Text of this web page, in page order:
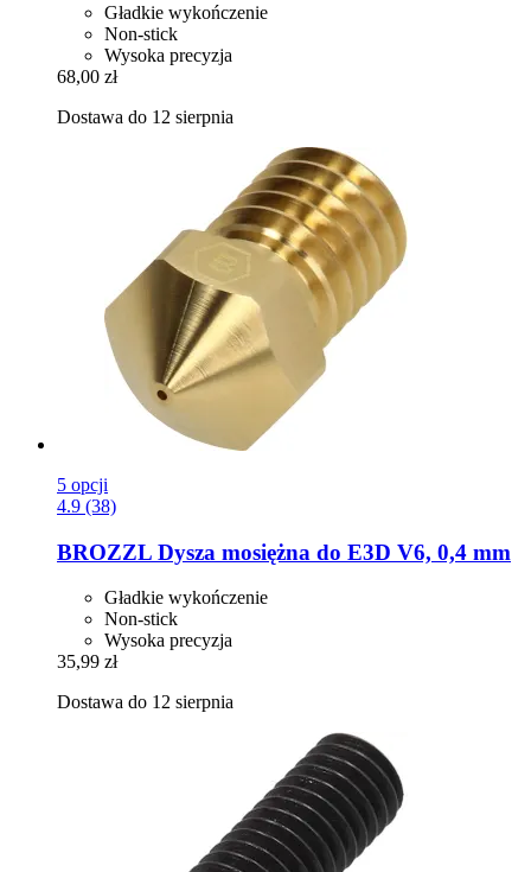
Gładkie wykończenie
Non-stick
Wysoka precyzja
68,00 zł
Dostawa do 12 sierpnia
5 opcji
4.9 (38)
BROZZL Dysza mosiężna do E3D V6, 0,4 mm
Gładkie wykończenie
Non-stick
Wysoka precyzja
35,99 zł
Dostawa do 12 sierpnia